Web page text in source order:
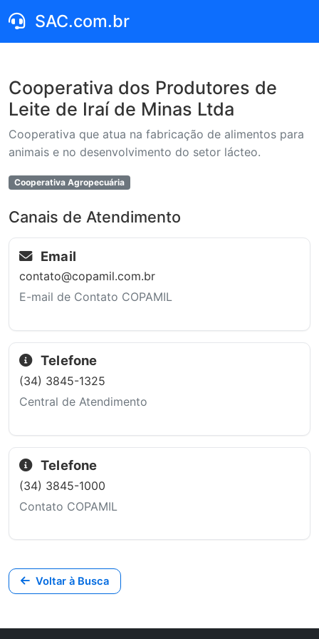
SAC.com.br
Cooperativa dos Produtores de
Leite de Iraí de Minas Ltda
Cooperativa que atua na fabricação de alimentos para
animais e no desenvolvimento do setor lácteo.
Cooperativa Agropecuária
Canais de Atendimento
Email
contato@copamil.com.br
E-mail de Contato COPAMIL
Telefone
(34) 3845-1325
Central de Atendimento
Telefone
(34) 3845-1000
Contato COPAMIL
Voltar à Busca